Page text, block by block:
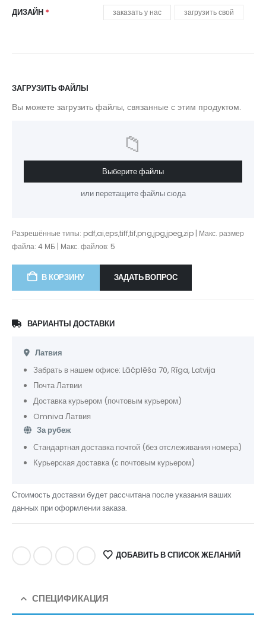
ДИЗАЙН заказать у нас загрузить свой
ЗАГРУЗИТЬ ФАЙЛЫ
Вы можете загрузить файлы, связанные с этим продуктом.
📁
Выберите файлы
или перетащите файлы сюда
Разрешённые типы: pdf,ai,eps,tiff,tif,png,jpg,jpeg,zip | Макс. размер
файла: 4 МБ | Макс. файлов: 5
В КОРЗИНУ ЗАДАТЬ ВОПРОС
ВАРИАНТЫ ДОСТАВКИ
Латвия
Забрать в нашем офисе: Lāčplēša 70, Rīga, Latvija
Почта Латвии
Доставка курьером (почтовым курьером)
Omniva Латвия
За рубеж
Стандартная доставка почтой (без отслеживания номера)
Курьерская доставка (с почтовым курьером)
Стоимость доставки будет рассчитана после указания ваших
данных при оформлении заказа.
ДОБАВИТЬ В СПИСОК ЖЕЛАНИЙ
СПЕЦИФИКАЦИЯ